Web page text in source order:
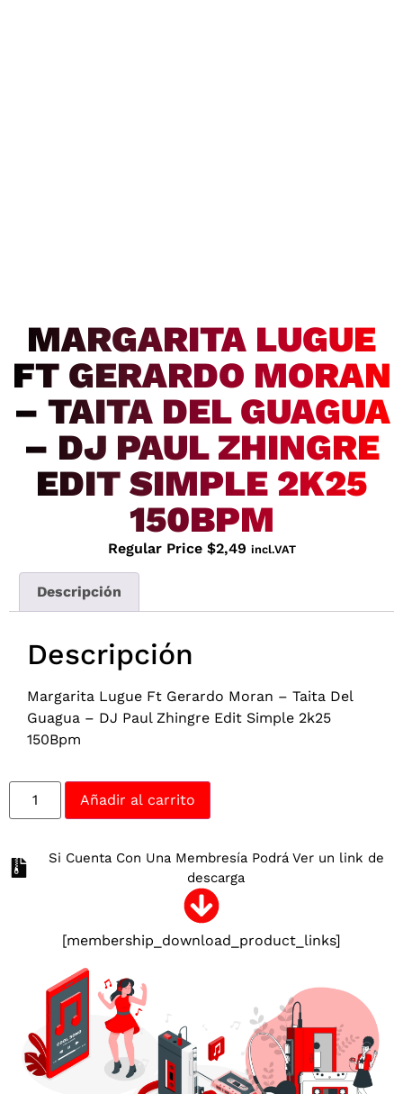
MARGARITA LUGUE
FT GERARDO MORAN
– TAITA DEL GUAGUA
– DJ PAUL ZHINGRE
EDIT SIMPLE 2K25
150BPM
Regular Price $2,49 incl.VAT
Descripción
Descripción
Margarita Lugue Ft Gerardo Moran – Taita Del
Guagua – DJ Paul Zhingre Edit Simple 2k25
150Bpm
Añadir al carrito
Si Cuenta Con Una Membresía Podrá Ver un link de
descarga
[membership_download_product_links]